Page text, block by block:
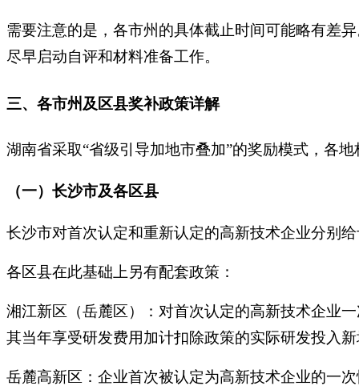
需要注意的是，各市州的具体截止时间可能略有差
尽早启动自评和材料准备工作。
三、各市州及区县奖补政策详解
湖南省采取“省级引导加地市叠加”的奖励模式，各
（一）长沙市及各区县
长沙市对首次认定和重新认定的高新技术企业分别
各区县在此基础上另有配套政策：
湘江新区（岳麓区）：对首次认定的高新技术企业
其当年享受研发费用加计扣除政策的实际研发投入
岳麓高新区：企业首次被认定为高新技术企业的一